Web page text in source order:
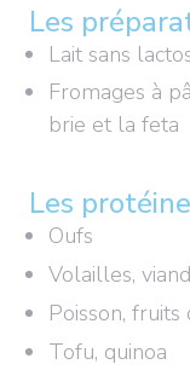
Les
Lait sans
Fromages à
brie et la feta
Les
Oufs
Volailles,
Poisson,
Tofu, quinoa